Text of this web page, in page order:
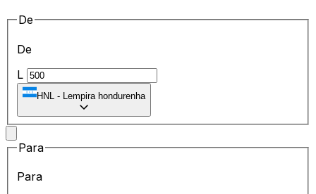
De
De
L
HNL - Lempira hondurenha
Para
Para